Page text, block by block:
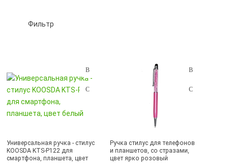
Фильтр
Розничная цена
Цвет
Универсальная ручка - стилус
KOOSDA KTS-P122 для
смартфона, планшета, цвет
Ручка стилус для телефонов
и планшетов, со стразами,
цвет ярко розовый